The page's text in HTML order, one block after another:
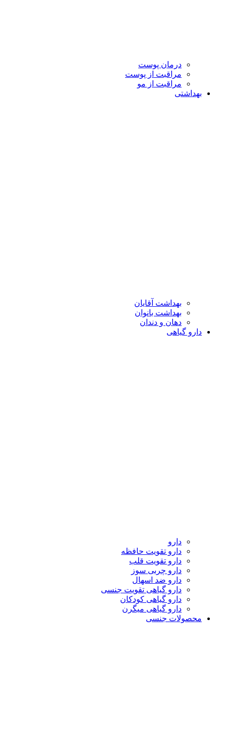
درمان پوست
مراقبت از پوست
مراقبت از مو
بهداشتی
بهداشت آقایان
بهداشت بانوان
دهان و دندان
دارو گیاهی
دارو
دارو تقویت حافظه
دارو تقویت قلب
دارو چربی سوز
دارو ضد اسهال
دارو گیاهی تقویت جنسی
دارو گیاهی کودکان
دارو گیاهی میگرن
محصولات جنسی